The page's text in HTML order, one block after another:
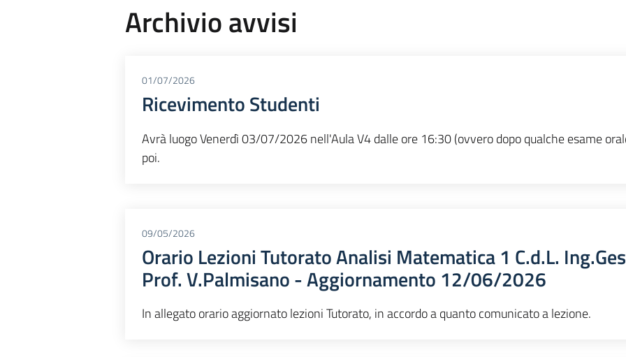
Archivio avvisi
01/07/2026
Ricevimento Studenti
Avrà luogo Venerdì 03/07/2026 nell'Aula V4 dalle ore 16:30 (ovvero dopo qualche esame
poi.
09/05/2026
Orario Lezioni Tutorato Analisi Matematica 1 C.d.L.
Prof. V.Palmisano - Aggiornamento 12/06/2026
In allegato orario aggiornato lezioni Tutorato, in accordo a quanto comunicato a lezione.